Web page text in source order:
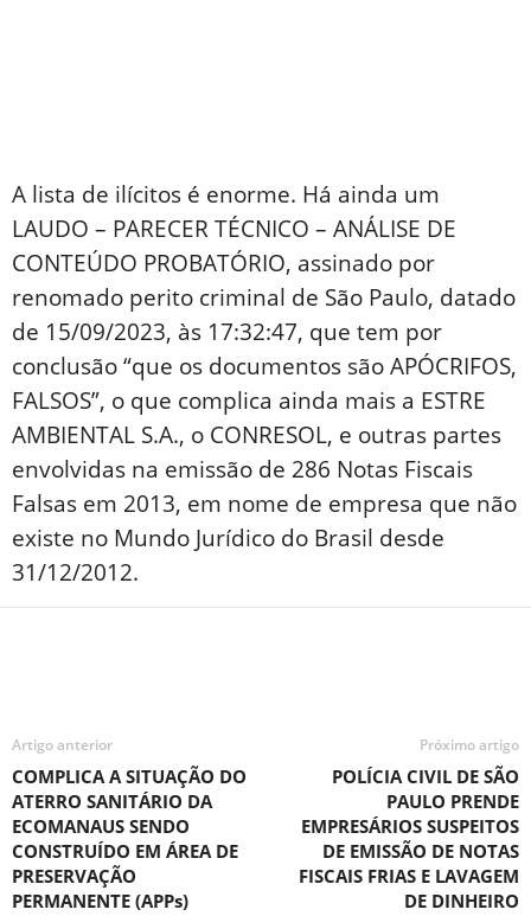
A lista de ilícitos é enorme. Há ainda um
LAUDO – PARECER TÉCNICO – ANÁLISE DE
CONTEÚDO PROBATÓRIO, assinado por
renomado perito criminal de São Paulo, datado
de 15/09/2023, às 17:32:47, que tem por
conclusão “que os documentos são APÓCRIFOS,
FALSOS”, o que complica ainda mais a ESTRE
AMBIENTAL S.A., o CONRESOL, e outras partes
envolvidas na emissão de 286 Notas Fiscais
Falsas em 2013, em nome de empresa que não
existe no Mundo Jurídico do Brasil desde
31/12/2012.
Artigo anterior
COMPLICA A SITUAÇÃO DO
ATERRO SANITÁRIO DA
ECOMANAUS SENDO
CONSTRUÍDO EM ÁREA DE
PRESERVAÇÃO
PERMANENTE (APPs)
Próximo artigo
POLÍCIA CIVIL DE SÃO
PAULO PRENDE
EMPRESÁRIOS SUSPEITOS
DE EMISSÃO DE NOTAS
FISCAIS FRIAS E LAVAGEM
DE DINHEIRO